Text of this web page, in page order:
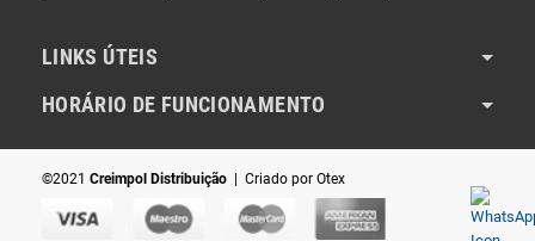
LINKS ÚTEIS
HORÁRIO DE FUNCIONAMENTO
©2021 Creimpol Distribuição | Criado por Otex